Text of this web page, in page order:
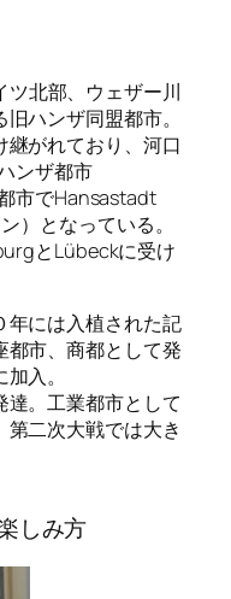
ツ北部、ウェザー川
ハンザ同盟都市。
がれており、河口
ンザ都市
市でHansastadt
）となっている。
とLübeckに受け
年には入植された記
都市、商都として発
入。
達。工業都市として
二次大戦では大き
しみ方